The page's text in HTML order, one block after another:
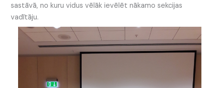
sastāvā, no kuru vidus vēlāk ievēlēt nākamo sekcijas
vadītāju.